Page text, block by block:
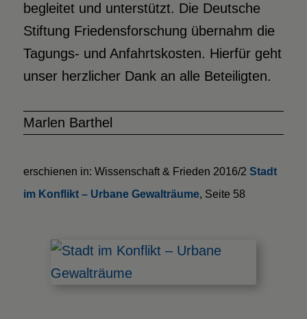
begleitet und unterstützt. Die Deutsche
Stiftung Friedensforschung übernahm die
Tagungs- und Anfahrtskosten. Hierfür geht
unser herzlicher Dank an alle Beteiligten.
Marlen Barthel
erschienen in: Wissenschaft & Frieden 2016/2 Stadt
im Konflikt – Urbane Gewalträume, Seite 58